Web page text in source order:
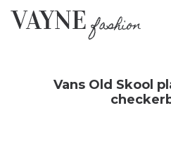
Vans Old Skool